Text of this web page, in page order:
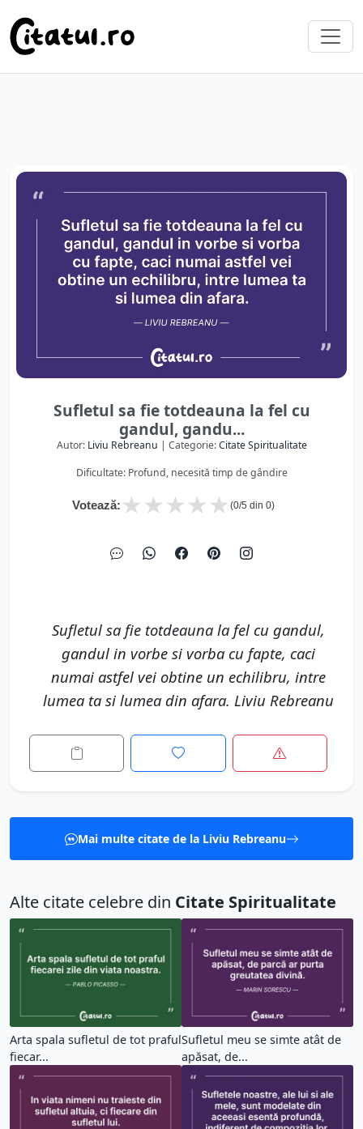
Sufletul sa fie totdeauna la fel cu
gandul, gandu...
Autor: Liviu Rebreanu | Categorie:Citate Spiritualitate
Dificultate: Profund, necesită timp de gândire
Votează: ★
★
★
★
★ (0/5 din 0)
Sufletul sa fie totdeauna la fel cu gandul,
gandul in vorbe si vorba cu fapte, caci
numai astfel vei obtine un echilibru, intre
lumea ta si lumea din afara. Liviu Rebreanu
Mai multe citate de la Liviu Rebreanu
Alte citate celebre din Citate Spiritualitate
Arta spala sufletul de tot praful
fiecar...
Sufletul meu se simte atât de
apăsat, de...